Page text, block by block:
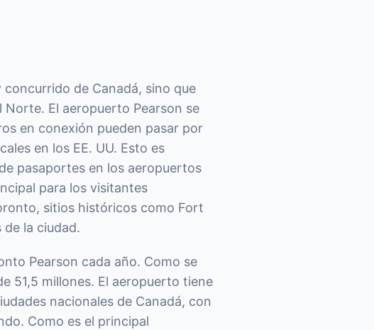
de Canadá, sino que
El aeropuerto Pearson se
en conexión pueden pasar por
en los EE. UU. Esto es
pasaportes en los aeropuertos
para los visitantes
sitios históricos como Fort
la ciudad.
Pearson cada año. Como se
51,5 millones. El aeropuerto tiene
nacionales de Canadá, con
Como es el principal